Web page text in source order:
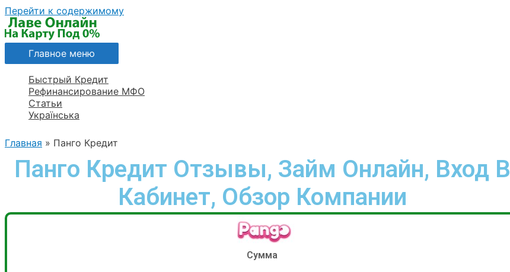
Перейти к содержимому
Главное меню
Быстрый Кредит
Рефинансирование МФО
Статьи
Українська
Главная Панго Кредит
Панго Кредит Отзывы, Займ Онлайн, Вход В
Кабинет, Обзор Компании
Сумма